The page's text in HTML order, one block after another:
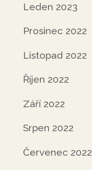
Leden 2023
Prosinec 2022
Listopad 2022
Říjen 2022
Září 2022
Srpen 2022
Červenec 2022